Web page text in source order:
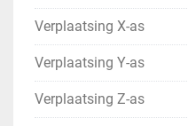
Verplaatsing X-as
Verplaatsing Y-as
Verplaatsing Z-as